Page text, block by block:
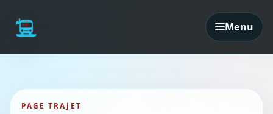
Menu
PAGE TRAJET